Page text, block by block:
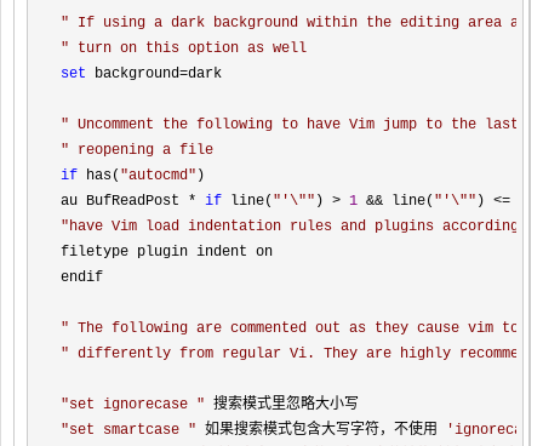
" If using a dark background within the editing area
" turn on this option as well
set background=dark
" Uncomment the following to have Vim jump to the last
" reopening a file
if has( "autocmd" )
au BufReadPost * if line( " '\"" ) > 1 && line( " '\"" ) <=
"have Vim load indentation rules and plugins according
filetype plugin indent on
endif
" The following are commented out as they cause vim to
" differently from regular Vi. They are highly
"set ignorecase "
"set smartcase " 如果搜索模式包含大写字符，不使用 'ignorecase